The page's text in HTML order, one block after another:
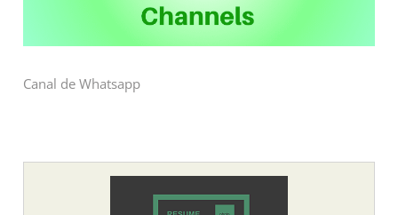
Canal de Whatsapp